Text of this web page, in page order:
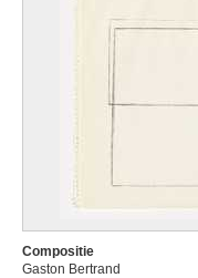
Compositie
Gaston Bertrand